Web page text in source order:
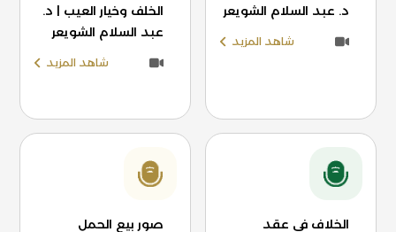
د. عبد السلام الشويعر
شاهد المزيد
الخلف وخيار العيب | د.
عبد السلام الشويعر
شاهد المزيد
الخلاف في عقد
صور بيع الحمل